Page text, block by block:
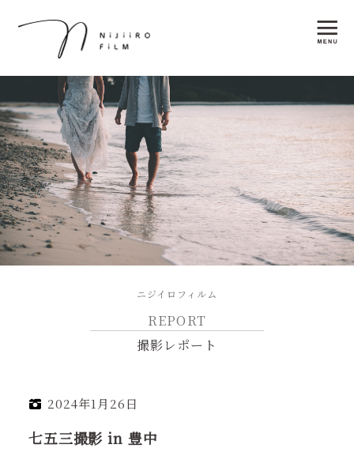
ニジイロフィルム
REPORT
撮影レポート
2024年1月26日
七五三撮影 in 豊中